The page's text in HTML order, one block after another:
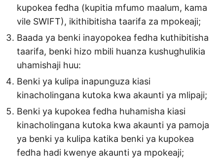
kupokea fedha (kupitia mfumo maalum, kama
vile SWIFT), ikithibitisha taarifa za mpokeaji;
Baada ya benki inayopokea fedha kuthibitisha
taarifa, benki hizo mbili huanza kushughulikia
uhamishaji huu:
Benki ya kulipa inapunguza kiasi
kinacholingana kutoka kwa akaunti ya mlipaji;
Benki ya kupokea fedha huhamisha kiasi
kinacholingana kutoka kwa akaunti ya pamoja
ya benki ya kulipa katika benki ya kupokea
fedha hadi kwenye akaunti ya mpokeaji;